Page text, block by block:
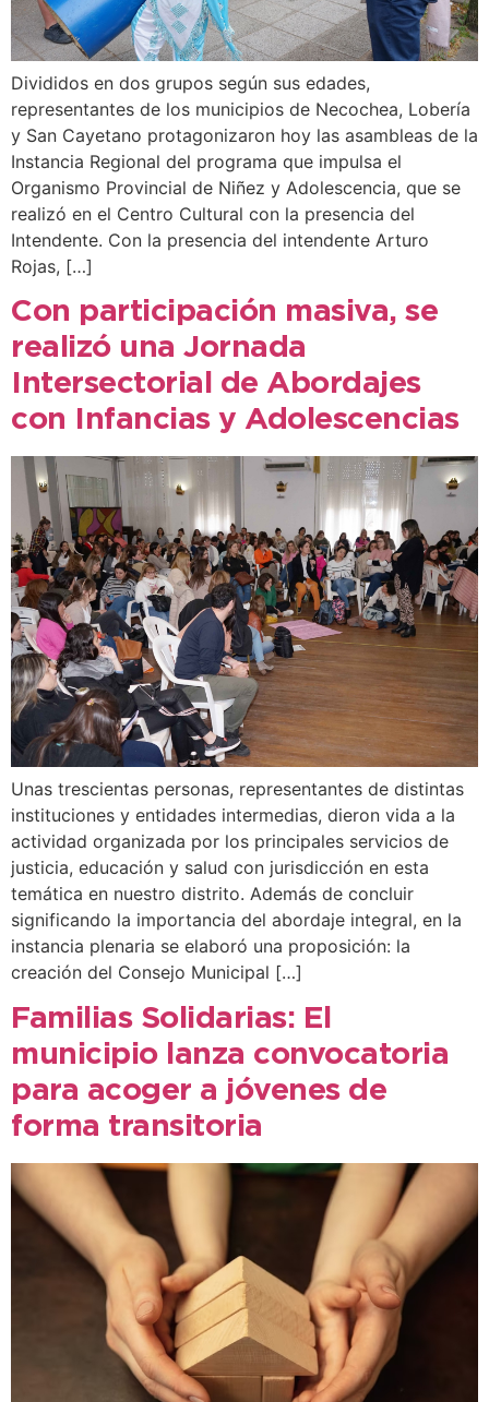
Divididos en dos grupos según sus edades,
representantes de los municipios de Necochea, Lobería
y San Cayetano protagonizaron hoy las asambleas de la
Instancia Regional del programa que impulsa el
Organismo Provincial de Niñez y Adolescencia, que se
realizó en el Centro Cultural con la presencia del
Intendente. Con la presencia del intendente Arturo
Rojas, […]
Con participación masiva, se
realizó una Jornada
Intersectorial de Abordajes
con Infancias y Adolescencias
Unas trescientas personas, representantes de distintas
instituciones y entidades intermedias, dieron vida a la
actividad organizada por los principales servicios de
justicia, educación y salud con jurisdicción en esta
temática en nuestro distrito. Además de concluir
significando la importancia del abordaje integral, en la
instancia plenaria se elaboró una proposición: la
creación del Consejo Municipal […]
Familias Solidarias: El
municipio lanza convocatoria
para acoger a jóvenes de
forma transitoria